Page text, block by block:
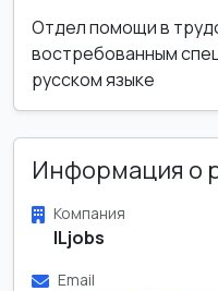
Отдел помощи в
востребованным
русском языке
Информация о
Компания
ILjobs
Email